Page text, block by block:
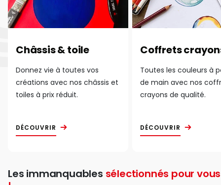
Châssis & toile
Donnez vie à toutes vos
créations avec nos châssis et
toiles à prix réduit.
DÉCOUVRIR
Coffrets
Toutes les couleurs à
de main avec nos
crayons de qualité.
DÉCOUVRIR
Les immanquables sélectionnés pour vous